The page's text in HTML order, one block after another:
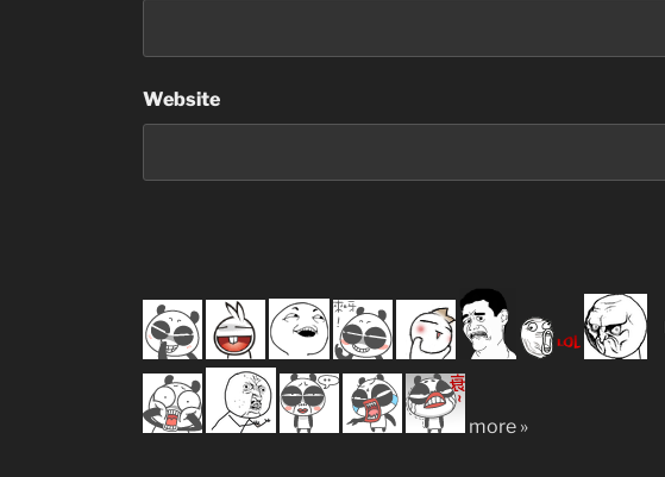
Website
more »